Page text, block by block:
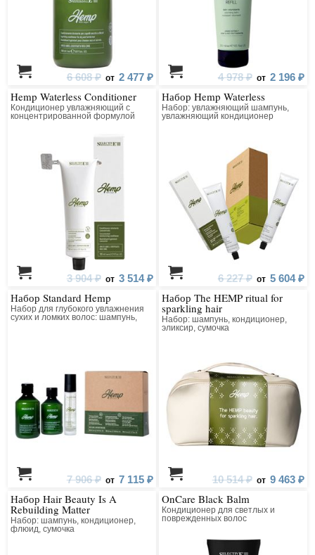
6 608 ₽ от 2 477 ₽ 4 978 ₽ от 2 196 ₽
Hemp Waterless Conditioner
Кондиционер увлажняющий с
концентрированной формулой
3 904 ₽ от 3 514 ₽
Набор Hemp Waterless
Набор: увлажняющий шампунь,
увлажняющий кондиционер
6 227 ₽ от 5 604 ₽
Набор Standard Hemp
Набор для глубокого увлажнения
сухих и ломких волос: шампунь,
7 906 ₽ от 7 115 ₽
Набор The HEMP ritual for
sparkling hair
Набор: шампунь, кондиционер,
эликсир, сумочка
10 514 ₽ от 9 463 ₽
Набор Hair Beauty Is A
Rebuilding Matter
Набор: шампунь, кондиционер,
флюид, сумочка
OnCare Black Balm
Кондиционер для светлых и
поврежденных волос